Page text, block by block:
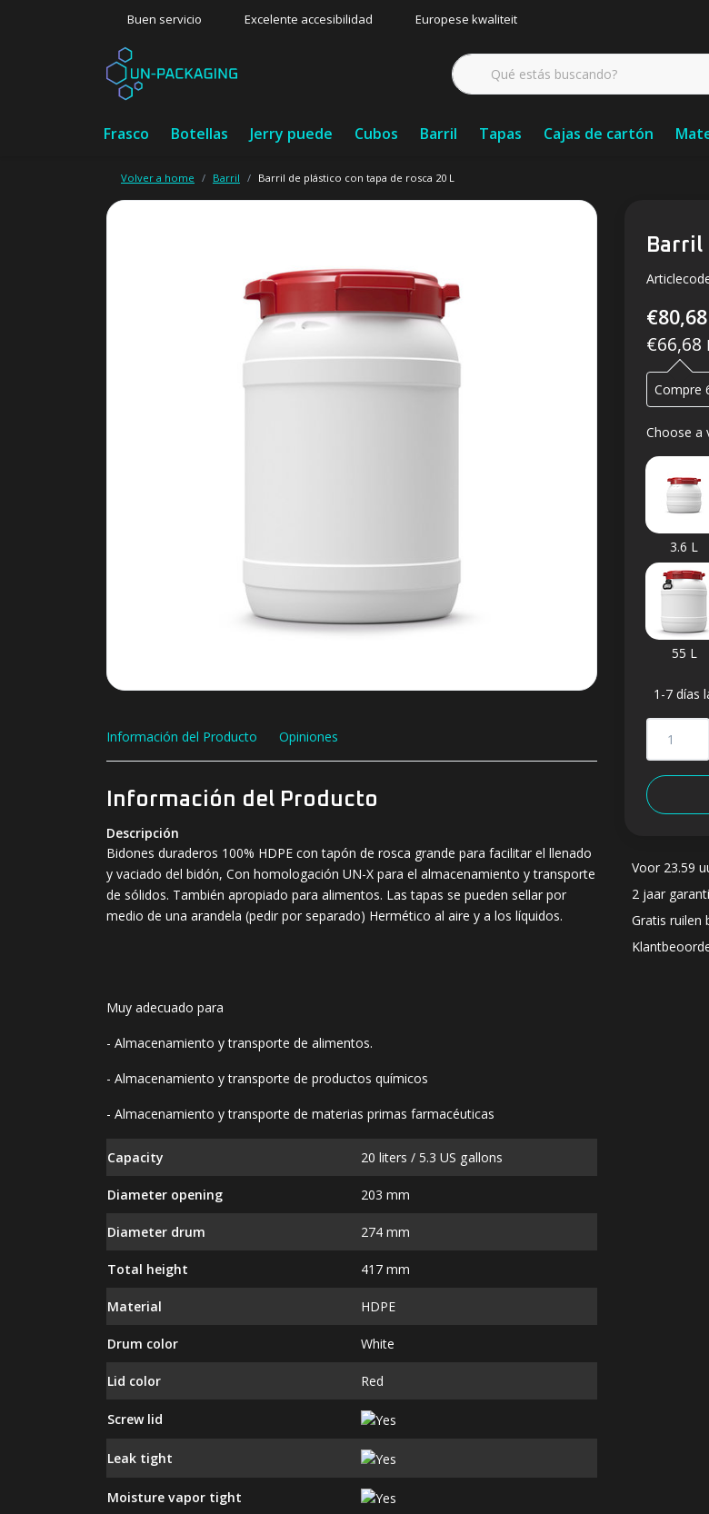
Buen servicio Excelente accesibilidad Europese kwaliteit
Frasco Botellas Jerry puede Cubos Barril Tapas Cajas de cartón
Volver a home Barril Barril de plástico con tapa de rosca 20 L
Barril
€80,68
€66,68
Compre
Choose a
3.6 L
55 L
1-7 días
Voor 23.59
2 jaar
Gratis ruilen
Información del Producto Opiniones
Información del Producto
Descripción
Bidones duraderos 100% HDPE con tapón de rosca grande para facilitar el llenado
y vaciado del bidón, Con homologación UN-X para el almacenamiento y transporte
de sólidos. También apropiado para alimentos. Las tapas se pueden sellar por
medio de una arandela (pedir por separado) Hermético al aire y a los líquidos.
Muy adecuado para
- Almacenamiento y transporte de alimentos.
- Almacenamiento y transporte de productos químicos
- Almacenamiento y transporte de materias primas farmacéuticas
Capacity 20 liters / 5.3 US gallons
Diameter opening 203 mm
Diameter drum 274 mm
Total height 417 mm
Material HDPE
Drum color White
Lid color Red
Screw lid
Leak tight
Moisture vapor tight